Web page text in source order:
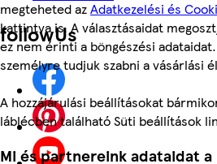
megteheted azAdatkezelési és
kattintva is. A választásaidat
ez nem érinti a böngészési
személyre tudjuk szabni a vásárlási
A hozzájárulási beállításokat
láblécben található Süti beállítások
Mi és partnereink adataidat
followUs